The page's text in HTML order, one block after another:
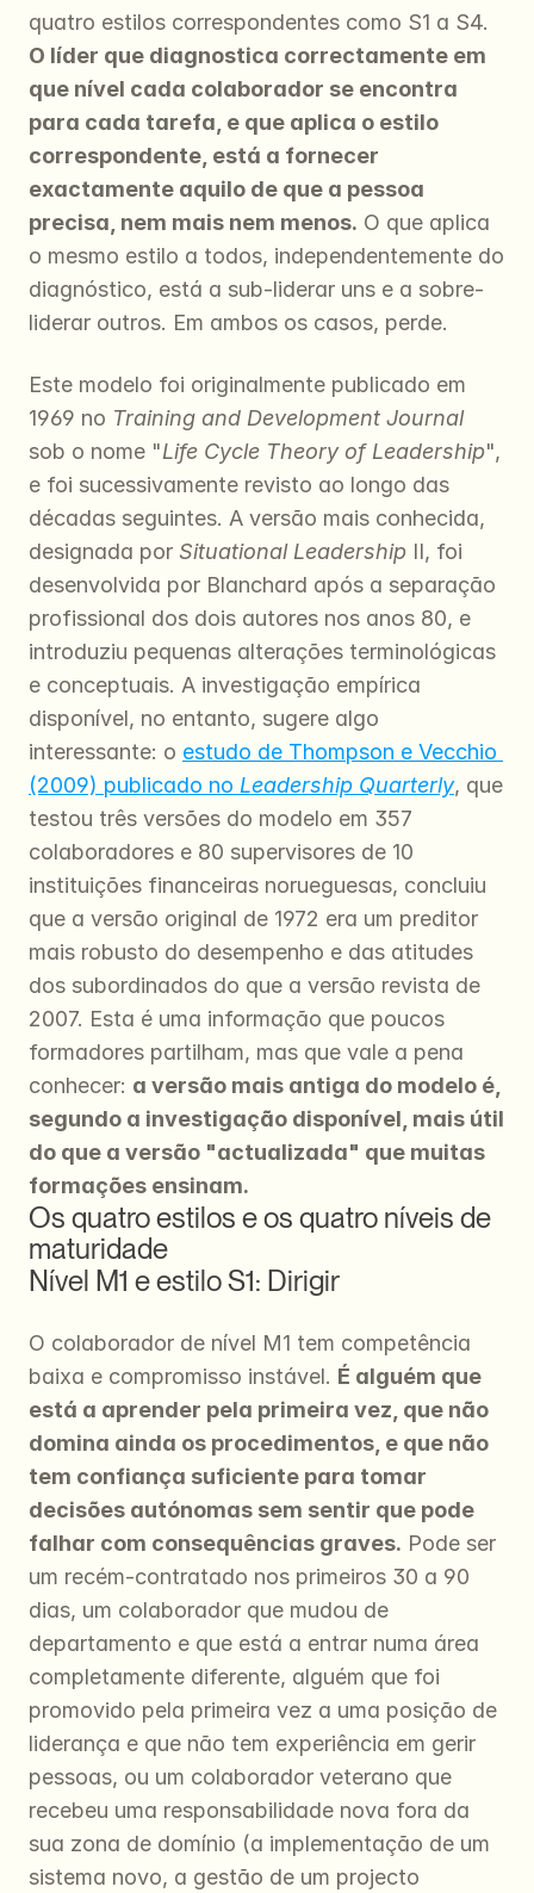
O líder que diagnostica correctamente em
que nível cada colaborador se encontra
para cada tarefa, e que aplica o estilo
correspondente, está a fornecer
exactamente aquilo de que a pessoa
precisa, nem mais nem menos. O que aplica
o mesmo estilo a todos, independentemente do
diagnóstico, está a sub-liderar uns e a sobre-
liderar outros. Em ambos os casos, perde.
Este modelo foi originalmente publicado em
1969 no Training and Development Journal
sob o nome "Life Cycle Theory of Leadership",
e foi sucessivamente revisto ao longo das
décadas seguintes. A versão mais conhecida,
designada por Situational Leadership II, foi
desenvolvida por Blanchard após a separação
profissional dos dois autores nos anos 80, e
introduziu pequenas alterações terminológicas
e conceptuais. A investigação empírica
disponível, no entanto, sugere algo
interessante: o estudo de Thompson e Vecchio
(2009) publicado no Leadership Quarterly, que
testou três versões do modelo em 357
colaboradores e 80 supervisores de 10
instituições financeiras norueguesas, concluiu
que a versão original de 1972 era um preditor
mais robusto do desempenho e das atitudes
dos subordinados do que a versão revista de
2007. Esta é uma informação que poucos
formadores partilham, mas que vale a pena
conhecer: a versão mais antiga do modelo é,
segundo a investigação disponível, mais útil
do que a versão "actualizada" que muitas
formações ensinam.
Os quatro estilos e os quatro níveis de
maturidade
Nível M1 e estilo S1: Dirigir
O colaborador de nível M1 tem competência
baixa e compromisso instável. É alguém que
está a aprender pela primeira vez, que não
domina ainda os procedimentos, e que não
tem confiança suficiente para tomar
decisões autónomas sem sentir que pode
falhar com consequências graves. Pode ser
um recém-contratado nos primeiros 30 a 90
dias, um colaborador que mudou de
departamento e que está a entrar numa área
completamente diferente, alguém que foi
promovido pela primeira vez a uma posição de
liderança e que não tem experiência em gerir
pessoas, ou um colaborador veterano que
recebeu uma responsabilidade nova fora da
sua zona de domínio (a implementação de um
sistema novo, a gestão de um projecto